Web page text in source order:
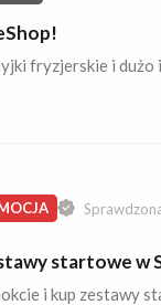
fryzjerskie i dużo
startowe w
i kup zestawy